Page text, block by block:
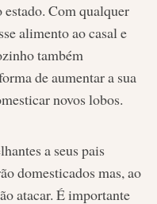
estado. Com qualquer
alimento ao casal e
também
de aumentar a sua
novos lobos.
a seus pais
domesticados mas, ao
atacar. É importante